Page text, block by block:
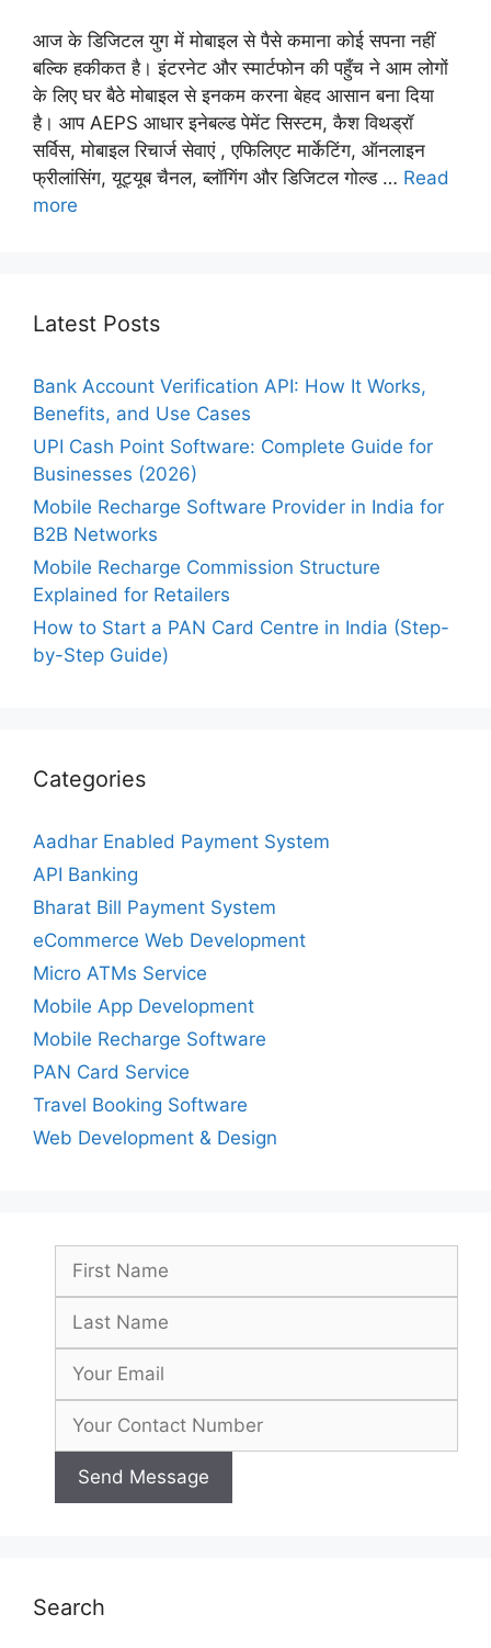
आज के डिजिटल युग में मोबाइल से पैसे कमाना कोई सपना नहीं
बल्कि हकीकत है। इंटरनेट और स्मार्टफोन की पहुँच ने आम लोगों
के लिए घर बैठे मोबाइल से इनकम करना बेहद आसान बना दिया
है। आप AEPS आधार इनेबल्ड पेमेंट सिस्टम, कैश विथड्रॉ
सर्विस, मोबाइल रिचार्ज सेवाएं , एफिलिएट मार्केटिंग, ऑनलाइन
फ्रीलांसिंग, यूट्यूब चैनल, ब्लॉगिंग और डिजिटल गोल्ड … Read
more
Latest Posts
Bank Account Verification API: How It Works,
Benefits, and Use Cases
UPI Cash Point Software: Complete Guide for
Businesses (2026)
Mobile Recharge Software Provider in India for
B2B Networks
Mobile Recharge Commission Structure
Explained for Retailers
How to Start a PAN Card Centre in India (Step-
by-Step Guide)
Categories
Aadhar Enabled Payment System
API Banking
Bharat Bill Payment System
eCommerce Web Development
Micro ATMs Service
Mobile App Development
Mobile Recharge Software
PAN Card Service
Travel Booking Software
Web Development & Design
Search